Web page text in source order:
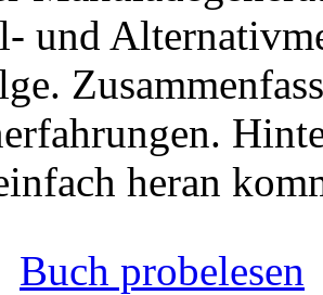
und
heran
Buch probelesen